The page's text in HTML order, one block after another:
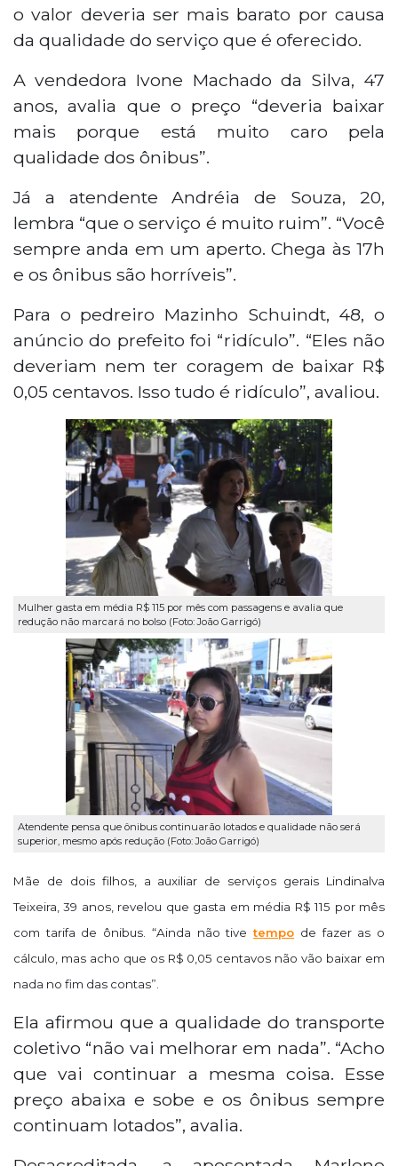
o valor deveria ser mais barato por causa
da qualidade do serviço que é oferecido.
A vendedora Ivone Machado da Silva, 47
anos, avalia que o preço “deveria baixar
mais porque está muito caro pela
qualidade dos ônibus”.
Já a atendente Andréia de Souza, 20,
lembra “que o serviço é muito ruim”. “Você
sempre anda em um aperto. Chega às 17h
e os ônibus são horríveis”.
Para o pedreiro Mazinho Schuindt, 48, o
anúncio do prefeito foi “ridículo”. “Eles não
deveriam nem ter coragem de baixar R$
0,05 centavos. Isso tudo é ridículo”, avaliou.
Mulher gasta em média R$ 115 por mês com passagens e avalia que
redução não marcará no bolso (Foto: João Garrigó)
Atendente pensa que ônibus continuarão lotados e qualidade não será
superior, mesmo após redução (Foto: João Garrigó)
Mãe de dois filhos, a auxiliar de serviços gerais Lindinalva
Teixeira, 39 anos, revelou que gasta em média R$ 115 por mês
com tarifa de ônibus. “Ainda não tivetempo de fazer as o
cálculo, mas acho que os R$ 0,05 centavos não vão baixar em
nada no fim das contas”.
Ela afirmou que a qualidade do transporte
coletivo “não vai melhorar em nada”. “Acho
que vai continuar a mesma coisa. Esse
preço abaixa e sobe e os ônibus sempre
continuam lotados”, avalia.